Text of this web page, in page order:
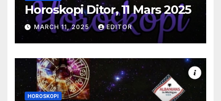
Horoskopi Ditor, 11 Mars 2025
MARCH 11, 2025 EDITOR
HOROSKOPI